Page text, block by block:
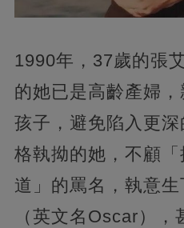
1990年，37歲的張
的她已是高齡產婦
孩子，避免陷入更
格執拗的她，不顧
道」的罵名，執意
（英文名Oscar）